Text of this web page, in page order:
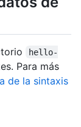
hello-
Para más
de la sintaxis